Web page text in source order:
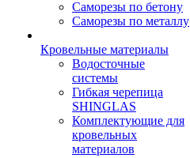
Саморезы по бетону
Саморезы по металлу
Кровельные материалы
Водосточные
системы
Гибкая черепица
SHINGLAS
Комплектующие для
кровельных
материалов